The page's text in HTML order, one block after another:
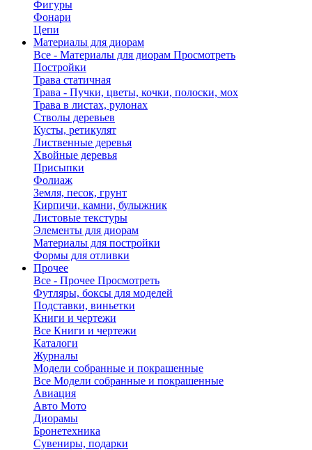
Фигуры
Фонари
Цепи
Материалы для диорам
Все - Материалы для диорам Просмотреть
Постройки
Трава статичная
Трава - Пучки, цветы, кочки, полоски, мох
Трава в листах, рулонах
Стволы деревьев
Кусты, ретикулят
Лиственные деревья
Хвойные деревья
Присыпки
Фолиаж
Земля, песок, грунт
Кирпичи, камни, булыжник
Листовые текстуры
Элементы для диорам
Материалы для постройки
Формы для отливки
Прочее
Все - Прочее Просмотреть
Футляры, боксы для моделей
Подставки, виньетки
Книги и чертежи
Все Книги и чертежи
Каталоги
Журналы
Модели собранные и покрашенные
Все Модели собранные и покрашенные
Авиация
Авто Мото
Диорамы
Бронетехника
Сувениры, подарки